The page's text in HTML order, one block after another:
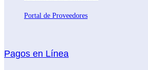
Portal de Proveedores
Pagos en Línea